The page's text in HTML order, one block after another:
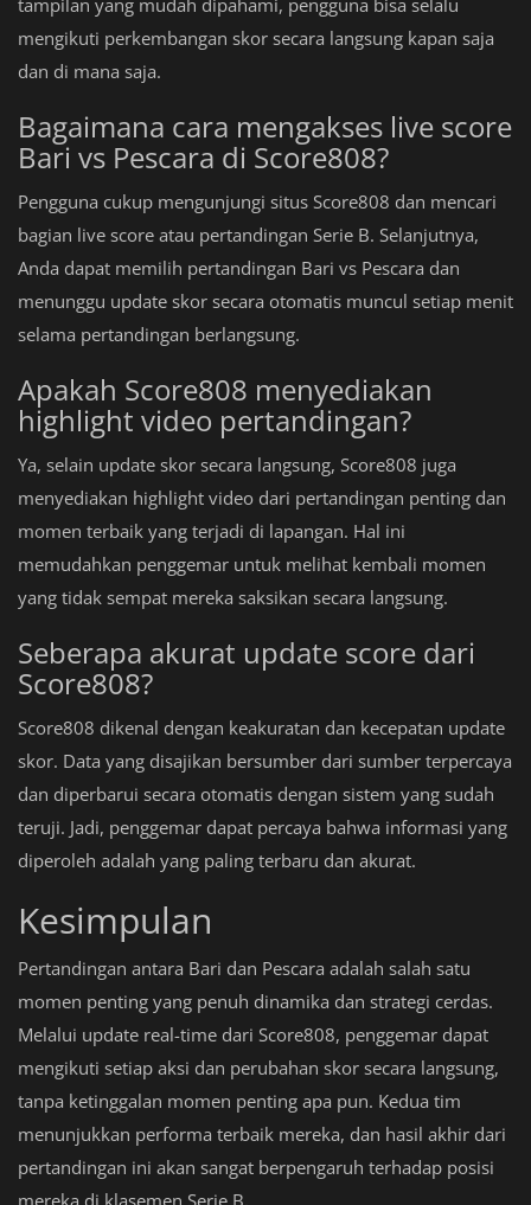
mengikuti perkembangan skor secara langsung kapan saja
dan di mana saja.
Bagaimana cara mengakses live score
Bari vs Pescara di Score808?
Pengguna cukup mengunjungi situs Score808 dan mencari
bagian live score atau pertandingan Serie B. Selanjutnya,
Anda dapat memilih pertandingan Bari vs Pescara dan
menunggu update skor secara otomatis muncul setiap menit
selama pertandingan berlangsung.
Apakah Score808 menyediakan
highlight video pertandingan?
Ya, selain update skor secara langsung, Score808 juga
menyediakan highlight video dari pertandingan penting dan
momen terbaik yang terjadi di lapangan. Hal ini
memudahkan penggemar untuk melihat kembali momen
yang tidak sempat mereka saksikan secara langsung.
Seberapa akurat update score dari
Score808?
Score808 dikenal dengan keakuratan dan kecepatan update
skor. Data yang disajikan bersumber dari sumber terpercaya
dan diperbarui secara otomatis dengan sistem yang sudah
teruji. Jadi, penggemar dapat percaya bahwa informasi yang
diperoleh adalah yang paling terbaru dan akurat.
Kesimpulan
Pertandingan antara Bari dan Pescara adalah salah satu
momen penting yang penuh dinamika dan strategi cerdas.
Melalui update real-time dari Score808, penggemar dapat
mengikuti setiap aksi dan perubahan skor secara langsung,
tanpa ketinggalan momen penting apa pun. Kedua tim
menunjukkan performa terbaik mereka, dan hasil akhir dari
pertandingan ini akan sangat berpengaruh terhadap posisi
mereka di klasemen Serie B.